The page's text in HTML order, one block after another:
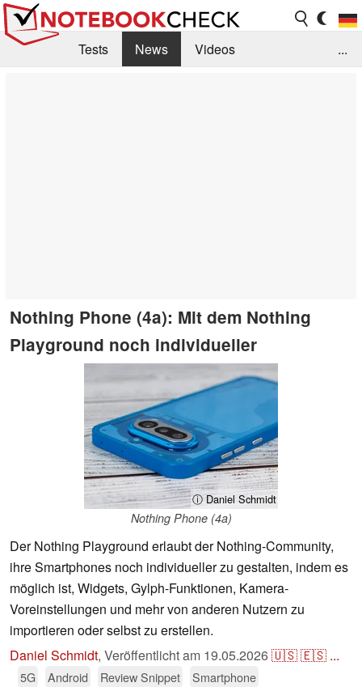
Tests News
Videos
...
Nothing Phone (4a): Mit dem Nothing
Playground noch individueller
ⓘ Daniel Schmidt
Nothing Phone (4a)
Der Nothing Playground erlaubt der Nothing-Community,
ihre Smartphones noch individueller zu gestalten, indem es
möglich ist, Widgets, Gylph-Funktionen, Kamera-
Voreinstellungen und mehr von anderen Nutzern zu
importieren oder selbst zu erstellen.
Daniel Schmidt, Veröffentlicht am 19.05.2026🇺🇸🇪🇸 ...
5G Android Review Snippet Smartphone